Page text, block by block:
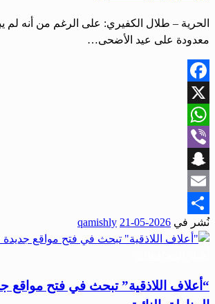
الحرية – طلال الكفيري: على الرغم من أنه لم
معدودة على عيد الأضحى…
Facebook
X
WhatsApp
Viber
Snapchat
Email
Share
نُشر في 2026-05-21
qamishly
“أعلاف اللاذقية” تبحث في فتح مواقع